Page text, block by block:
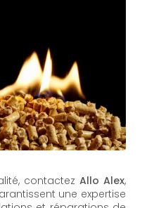
contactez Allo Alex,
une expertise